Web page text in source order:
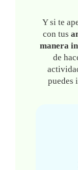
Y si te
con tus
manera
de
puedes